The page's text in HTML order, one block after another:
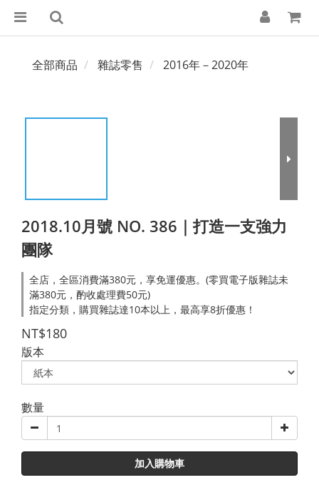
全部商品 雜誌零售 2016年－2020年
2018.10月號 NO. 386｜打造一支強力
團隊
全店，全區消費滿380元，享免運優惠。(零買電子版雜誌未
滿380元，酌收處理費50元)
指定分類，購買雜誌達10本以上，最高享8折優惠！
NT$180
版本
數量
加入購物車